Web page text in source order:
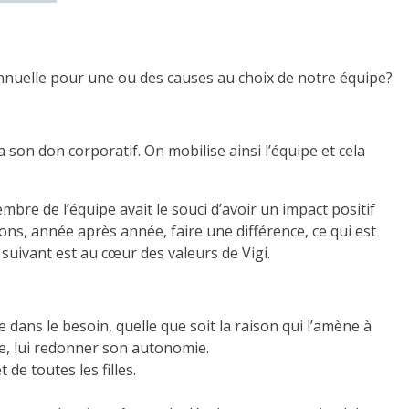
pour une ou des causes au choix de notre équipe?
don corporatif. On mobilise ainsi l’équipe et cela
de l’équipe avait le souci d’avoir un impact positif
année après année, faire une différence, ce qui est
est au cœur des valeurs de Vigi.
le besoin, quelle que soit la raison qui l’amène à
lui redonner son autonomie.
de toutes les filles.